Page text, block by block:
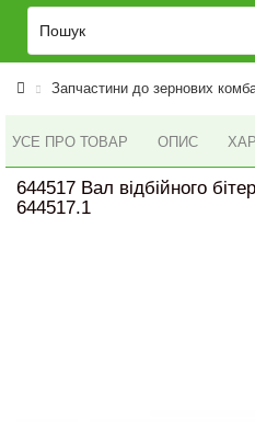
Запчастини до зернових
УСЕ ПРО ТОВАР ОПИС
644517 Вал відбійного
644517.1